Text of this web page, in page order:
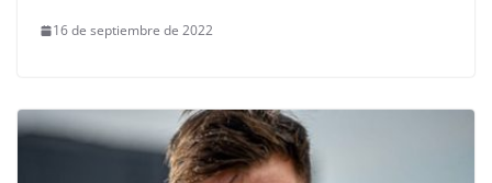
16 de septiembre de 2022